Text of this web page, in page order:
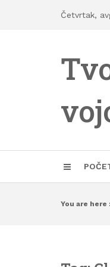
Četvrtak,
You are here :